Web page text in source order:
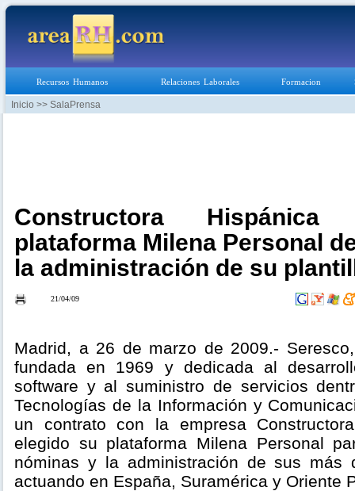
Recursos Humanos Relaciones Laborales Formacion
Inicio >> SalaPrensa
Constructora
plataforma Milena Personal
la administración de su
21/04/09
Madrid, a 26 de marzo de 2009.-
fundada en 1969 y dedicada al
software y al suministro de servicios
Tecnologías de la Información y
un contrato con la empresa
elegido su plataforma Milena Personal
nóminas y la administración de sus más
actuando en España, Suramérica y Oriente